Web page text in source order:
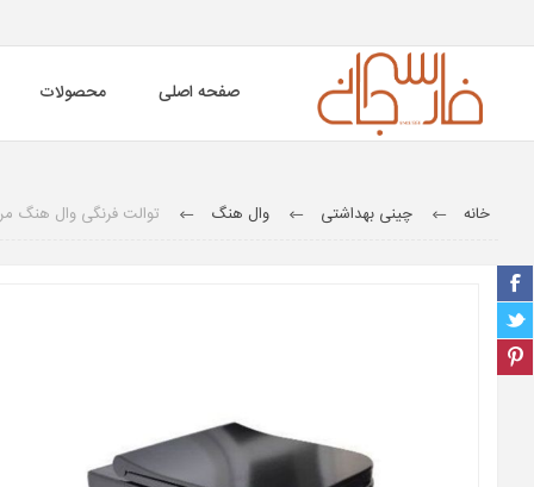
صفحه اصلی محصولات
خانه چینی بهداشتی وال هنگ توالت فرنگی وال هنگ